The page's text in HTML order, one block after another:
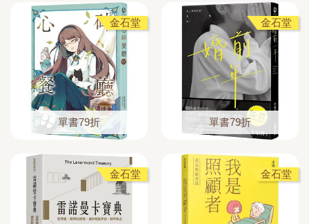
金石堂
單書79折
金石堂
單書79折
金石堂 金石堂